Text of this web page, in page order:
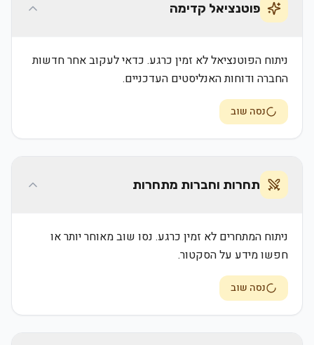
פוטנציאל קדימה
ניתוח הפוטנציאל לא זמין כרגע. כדאי לעקוב אחר חדשות
החברה ודוחות האנליסטים העדכניים.
נסה שוב
תחרות וחברות מתחרות
ניתוח המתחרים לא זמין כרגע. נסו שוב מאוחר יותר או
חפשו מידע על הסקטור.
נסה שוב